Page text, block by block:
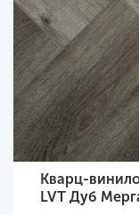
Кварц-
LVT Дуб